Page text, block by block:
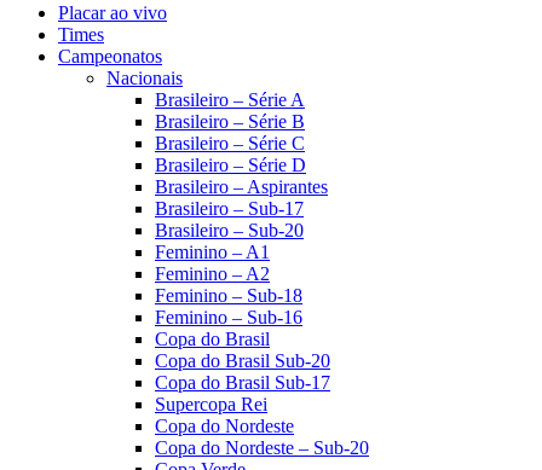
Placar ao vivo
Times
Campeonatos
Nacionais
Brasileiro – Série A
Brasileiro – Série B
Brasileiro – Série C
Brasileiro – Série D
Brasileiro – Aspirantes
Brasileiro – Sub-17
Brasileiro – Sub-20
Feminino – A1
Feminino – A2
Feminino – Sub-18
Feminino – Sub-16
Copa do Brasil
Copa do Brasil Sub-20
Copa do Brasil Sub-17
Supercopa Rei
Copa do Nordeste
Copa do Nordeste – Sub-20